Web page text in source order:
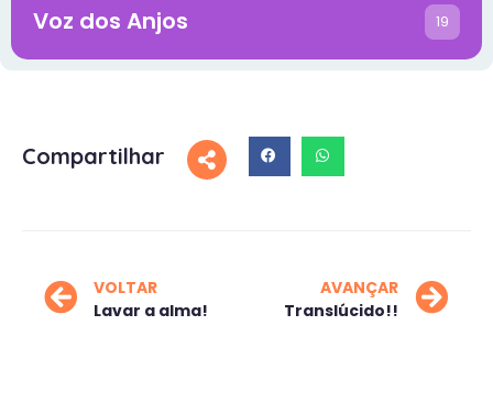
Voz dos Anjos 19
Compartilhar
VOLTAR
Lavar a alma!
AVANÇAR
Translúcido!!